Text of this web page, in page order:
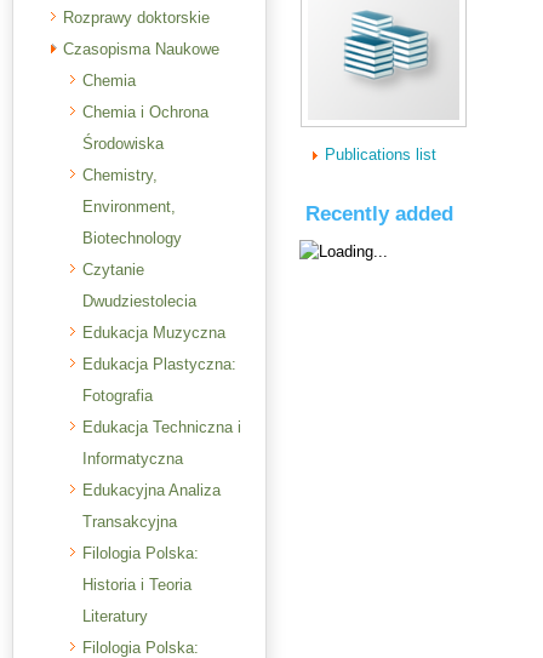
Rozprawy doktorskie
Czasopisma Naukowe
Chemia
Chemia i Ochrona
Środowiska
Chemistry,
Environment,
Biotechnology
Czytanie
Dwudziestolecia
Edukacja Muzyczna
Edukacja Plastyczna:
Fotografia
Edukacja Techniczna i
Informatyczna
Edukacyjna Analiza
Transakcyjna
Filologia Polska:
Historia i Teoria
Literatury
Filologia Polska:
Publications list
Recently added